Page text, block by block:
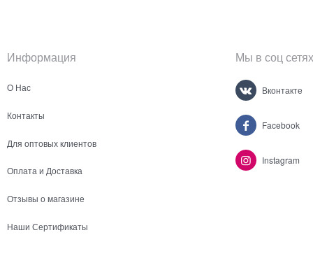
Информация
О Нас
Контакты
Для оптовых клиентов
Оплата и Доставка
Отзывы о магазине
Наши Сертификаты
Мы в соц сетях
Вконтакте
Facebook
Instagram